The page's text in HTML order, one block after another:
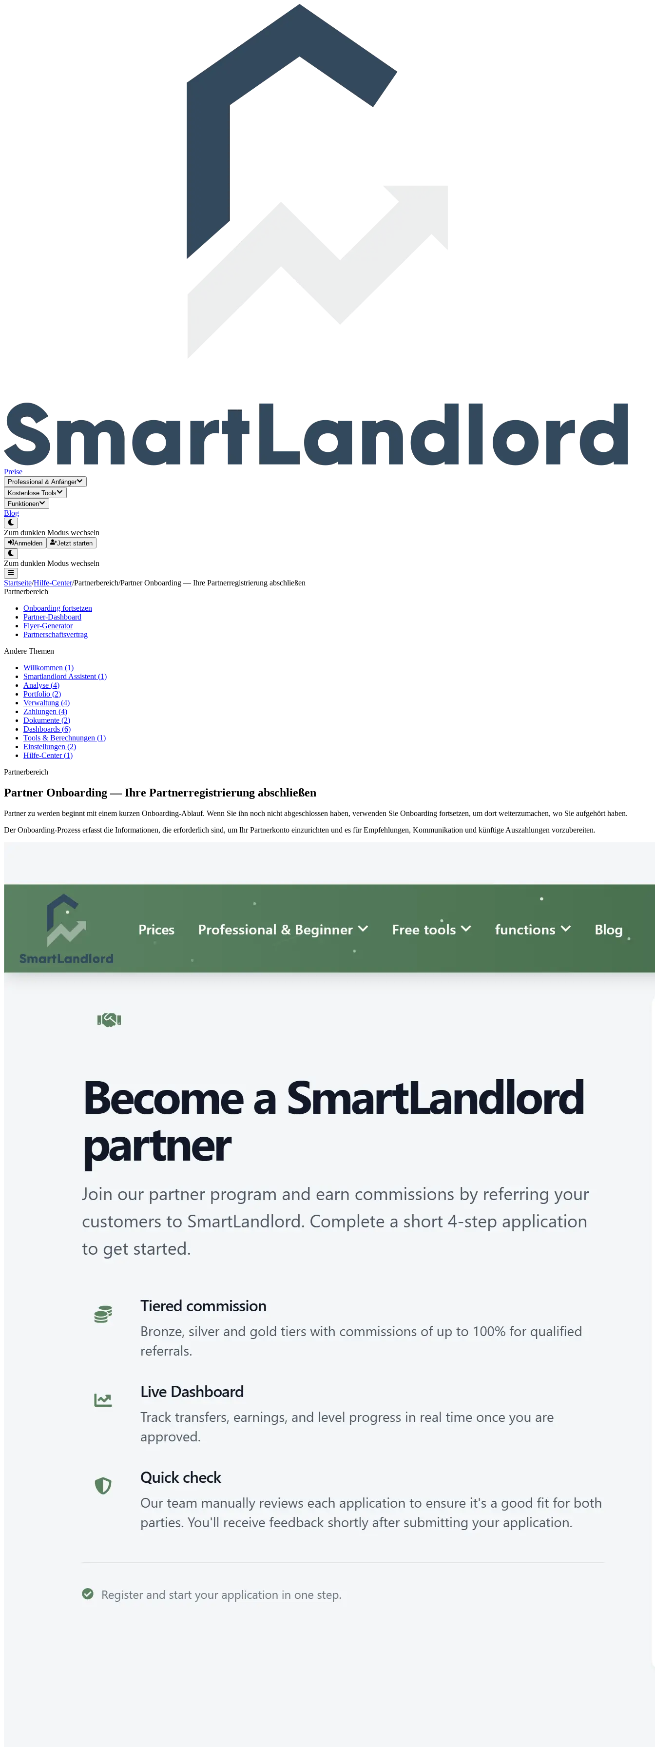
Preise
Professional & Anfänger
Kostenlose Tools
Funktionen
Blog
Zum dunklen Modus wechseln
Anmelden Jetzt starten
Zum dunklen Modus wechseln
Startseite/Hilfe-Center/Partnerbereich/Partner Onboarding — Ihre Partnerregistrierung abschließen
Partnerbereich
Onboarding fortsetzen
Partner-Dashboard
Flyer-Generator
Partnerschaftsvertrag
Andere Themen
Willkommen (1)
Smartlandlord Assistent (1)
Analyse (4)
Portfolio (2)
Verwaltung (4)
Zahlungen (4)
Dokumente (2)
Dashboards (6)
Tools & Berechnungen (1)
Einstellungen (2)
Hilfe-Center(1)
Partnerbereich
Partner Onboarding — Ihre Partnerregistrierung abschließen
Partner zu werden beginnt mit einem kurzen Onboarding-Ablauf. Wenn Sie ihn noch nicht abgeschlossen haben, verwenden Sie Onboarding fortsetzen, um dort weiterzumachen, wo Sie aufgehört haben.
Der Onboarding-Prozess erfasst die Informationen, die erforderlich sind, um Ihr Partnerkonto einzurichten und es für Empfehlungen, Kommunikation und künftige Auszahlungen vorzubereiten.